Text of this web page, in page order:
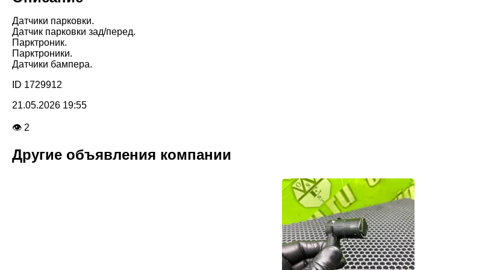
Датчики парковки.
Датчик парковки зад/перед.
Парктроник.
Парктроники.
Датчики бампера.
ID 1729912
21.05.2026 19:55
👁 2
Другие объявления компании